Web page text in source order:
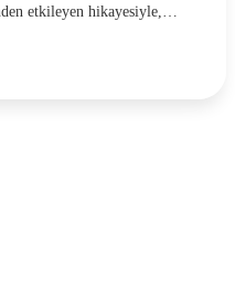
etkileyen hikayesiyle,…